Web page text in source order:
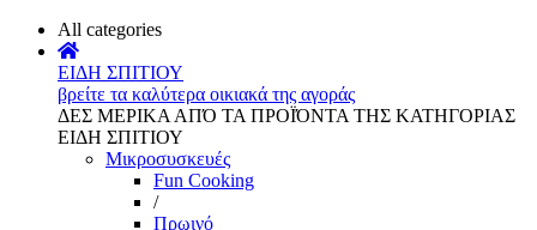
All categories
ΕΙΔΗ ΣΠΙΤΙΟΥ
βρείτε τα καλύτερα οικιακά της αγοράς
ΔΕΣ ΜΕΡΙΚΑ ΑΠΌ ΤΑ ΠΡΟΪΌΝΤΑ ΤΗΣ ΚΑΤΗΓΟΡΙΑΣ
ΕΙΔΗ ΣΠΙΤΙΟΥ
Μικροσυσκευές
Fun Cooking
/
Πρωινό